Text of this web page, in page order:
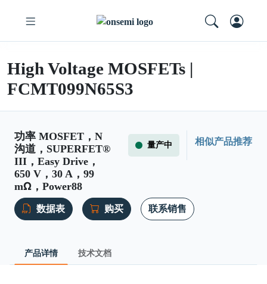
High Voltage MOSFETs |
FCMT099N65S3
功率 MOSFET，N
沟道，SUPERFET®
III，Easy Drive，
650 V，30 A，99
mΩ，Power88
量产中 相似产品推荐
数据表 购买 联系销售
产品详情 技术文档